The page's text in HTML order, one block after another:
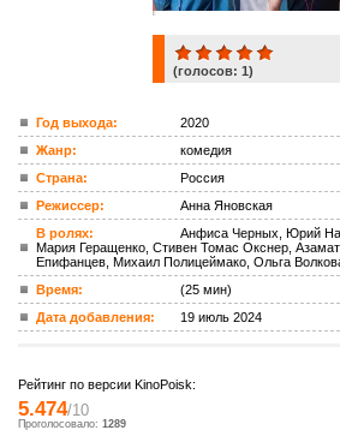
(голосов: 1)
Год выхода:
2020
Жанр:
комедия
Страна:
Россия
Режиссер:
Анна Яновская
В ролях:
Анфиса Черных, Юрий
Мария Геращенко, Стивен Томас Окснер,
Епифанцев, Михаил Полицеймако, Ольга
Время:
(25 мин)
Дата добавления:
19 июль 2024
Рейтинг по версии KinoPoisk:
5.474/10
Проголосовало: 1289